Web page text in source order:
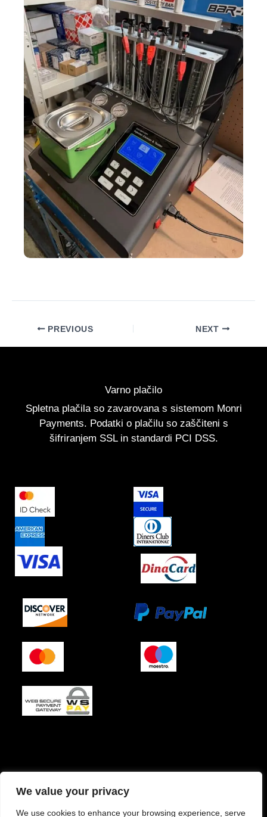
We value your privacy
We use cookies to enhance your browsing experience, serve
PREVIOUS NEXT
Varno plačilo
Spletna plačila so zavarovana s sistemom Monri
Payments. Podatki o plačilu so zaščiteni s
šifriranjem SSL in standardi PCI DSS.